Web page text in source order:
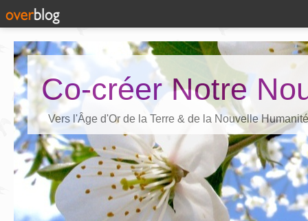
Co-créer Notre
Vers l'Âge d'Or de la Terre & de la Nouvelle Humanité